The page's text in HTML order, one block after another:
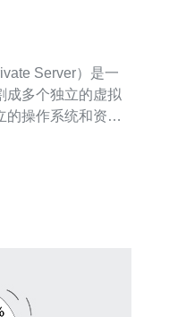
成多个独立的虚拟
的操作系统和资
以享受到以下优